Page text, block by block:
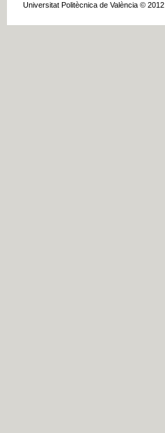
Universitat Politècnica de València © 2012